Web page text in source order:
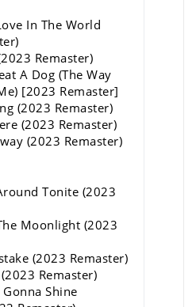
In The World
Remaster)
A Dog (The Way
[2023 Remaster]
(2023 Remaster)
(2023 Remaster)
(2023 Remaster)
Tonite (2023
Moonlight (2023
(2023 Remaster)
Remaster)
Gonna Shine